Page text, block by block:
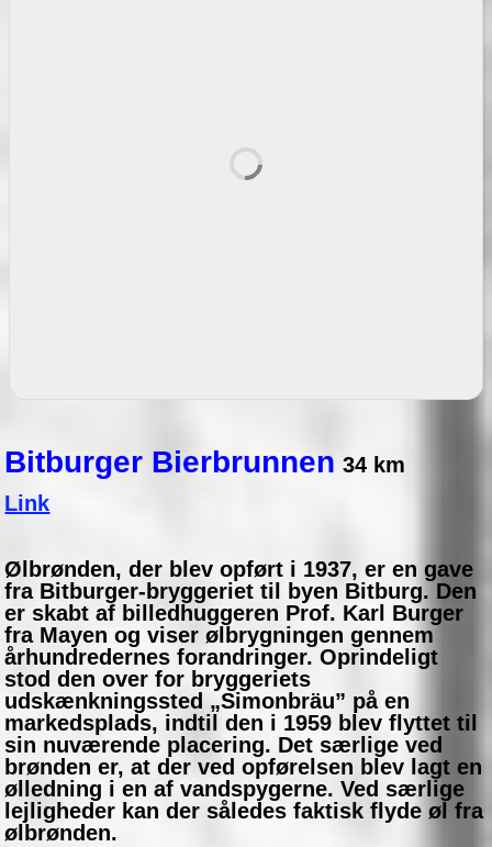
Bitburger Bierbrunnen 34 km
Link
Ølbrønden, der blev opført i 1937, er en gave
fra Bitburger-bryggeriet til byen Bitburg. Den
er skabt af billedhuggeren Prof. Karl Burger
fra Mayen og viser ølbrygningen gennem
århundredernes forandringer. Oprindeligt
stod den over for bryggeriets
udskænkningssted „Simonbräu” på en
markedsplads, indtil den i 1959 blev flyttet til
sin nuværende placering. Det særlige ved
brønden er, at der ved opførelsen blev lagt en
ølledning i en af vandspygerne. Ved særlige
lejligheder kan der således faktisk flyde øl fra
ølbrønden.